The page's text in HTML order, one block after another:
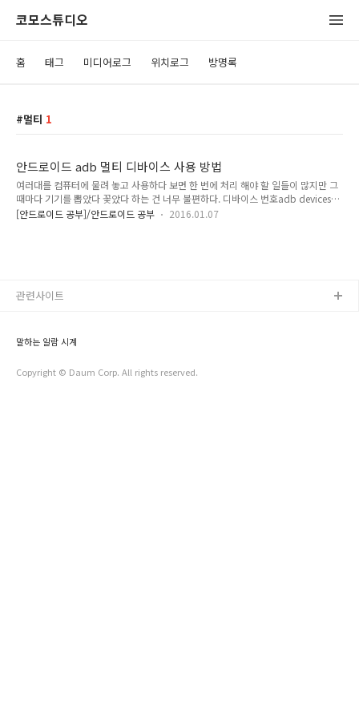
코모스튜디오
홈 태그 미디어로그 위치로그 방명록
멀티 1
안드로이드 adb 멀티 디바이스 사용 방법
여러대를 컴퓨터에 물려 놓고 사용하다 보면 한 번에 처리 해야 할 일들이 많지만 그
때마다 기기를 뽑았다 꽃았다 하는 건 너무 불편하다. 디바이스 번호adb devices를
하면 기기 번호가 나온다adb -s 기기번호 shell pm clear 패키지명 ----> 특정 기기
[안드로이드 공부]/안드로이드 공부 2016.01.07
말하는 알람 시계
Copyright © Daum Corp. All rights reserved.
관련사이트